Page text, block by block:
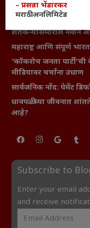
यश आणि आत्मविश्वास:
शेतकऱ्यांसमोरील नवीन
महाराष्ट्र आणि संपूर्ण
‘कॉकरोच जनता
मीडियावर चर्चांना उधाण
सार्वजनिक नोंद: पेमेंट
धावपळीच्या जीवनात
आहे?
Subscribe to
Enter your email
and receive
–प्रसन्ना भेंडारकर
मराठी अनलिमिटेड